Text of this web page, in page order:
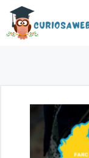
Saltar
contenido